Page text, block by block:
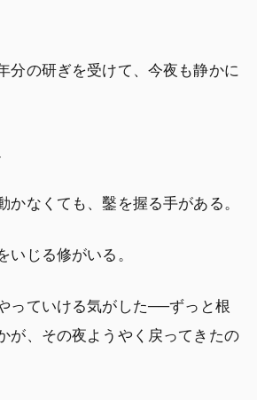
分の研ぎを受けて、今夜も静かに
かなくても、鑿を握る手がある。
いじる修がいる。
っていける気がした──ずっと根
が、その夜ようやく戻ってきたの